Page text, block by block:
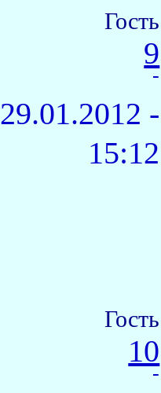
Гость
9
-
29.01.2012 -
15:12
Гость
10
-